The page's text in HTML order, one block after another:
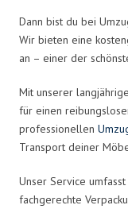
Dann bist du bei
Wir bieten eine
an – einer der
Mit unserer
für einen
professionellen
Transport deiner
Unser Service
fachgerechte